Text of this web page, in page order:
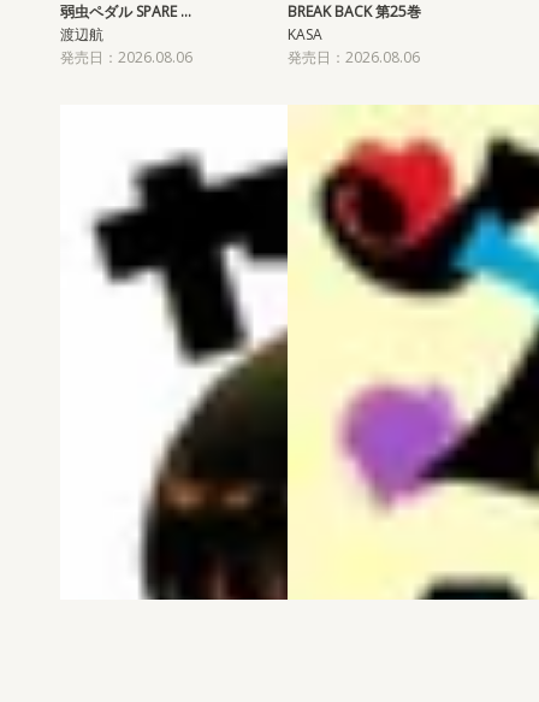
弱虫ペダル SPARE …
渡辺航
発売日：2026.08.06
BREAK BACK 第25巻
KASA
発売日：2026.08.06